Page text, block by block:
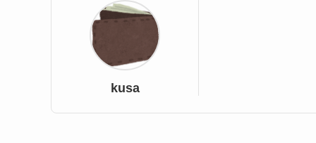
kusa